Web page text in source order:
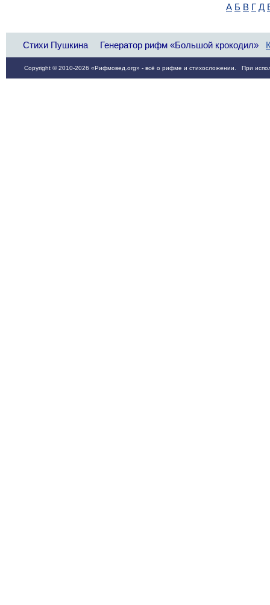
А Б В Г Д
Стихи Пушкина Генератор рифм «Большой крокодил»
Copyright © 2010-2026 «Рифмовед.org» - всё о рифме и стихосложении. При